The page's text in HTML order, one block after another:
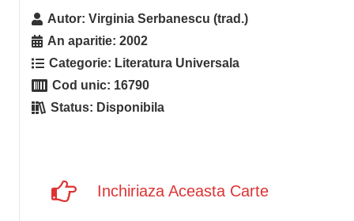
Autor:Virginia Serbanescu (trad.)
An aparitie:2002
Categorie: Literatura Universala
Cod unic: 16790
Status: Disponibila
Inchiriaza Aceasta Carte